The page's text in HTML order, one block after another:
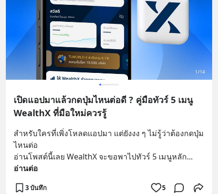
เปิดแอปมาแล้วกดปุ่มไหนต่อดี ? คู่มือทัวร์ 5 เมนู
WealthX ที่มือใหม่ควรรู้
สำหรับใครที่เพิ่งโหลดแอปมา แต่ยังงง ๆ ไม่รู้ว่าต้องกดปุ่ม
ไหนต่อ
อ่านโพสต์นี้เลย WealthX จะขอพาไปทัวร์ 5 เมนูหลัก
อ่านต่อ
3 บันทึก 5